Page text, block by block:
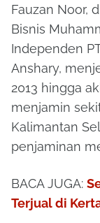
Fauzan Noor,
Bisnis
Independen
Anshary,
2013 hingga
menjamin
Kalimantan
penjaminan
BACA JUGA:
Terjual di